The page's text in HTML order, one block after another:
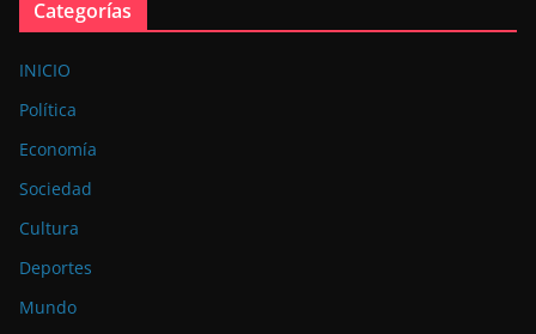
Categorías
INICIO
Política
Economía
Sociedad
Cultura
Deportes
Mundo